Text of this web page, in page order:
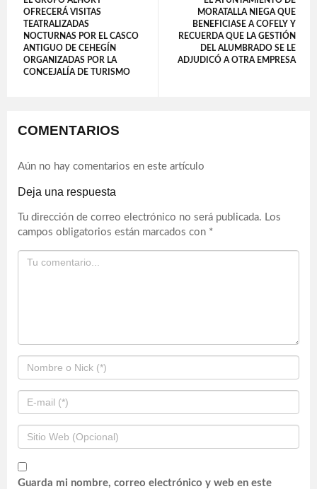
OFRECERÁ VISITAS
TEATRALIZADAS
NOCTURNAS POR EL CASCO
ANTIGUO DE CEHEGÍN
ORGANIZADAS POR LA
CONCEJALÍA DE TURISMO
MORATALLA NIEGA QUE
BENEFICIASE A COFELY Y
RECUERDA QUE LA GESTIÓN
DEL ALUMBRADO SE LE
ADJUDICÓ A OTRA EMPRESA
COMENTARIOS
Aún no hay comentarios en este artículo
Deja una respuesta
Tu dirección de correo electrónico no será publicada. Los
campos obligatorios están marcados con *
Guarda mi nombre, correo electrónico y web en este